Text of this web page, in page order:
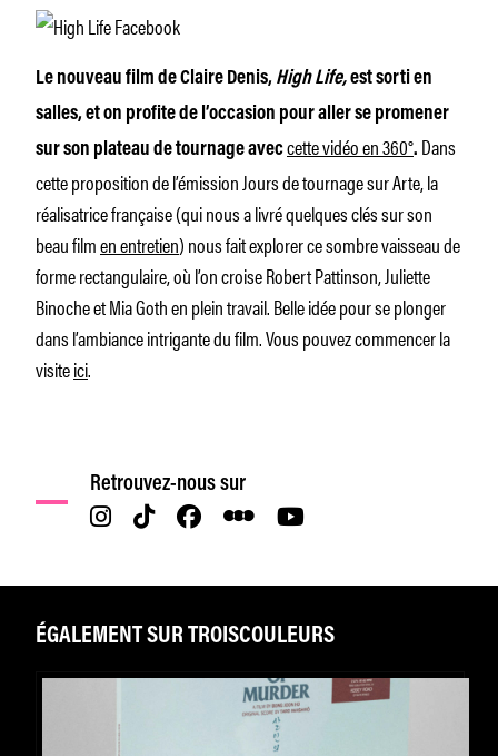
Le nouveau film de Claire Denis, High Life,est sorti en
salles, et on profite de l’occasion pour aller se promener
sur son plateau de tournage aveccette vidéo en 360°. Dans
cette proposition de l’émission Jours de tournage sur Arte, la
réalisatrice française (qui nous a livré quelques clés sur son
beau filmen entretien) nous fait explorer ce sombre vaisseau de
forme rectangulaire, où l’on croise Robert Pattinson, Juliette
Binoche et Mia Goth en plein travail. Belle idée pour se plonger
dans l’ambiance intrigante du film. Vous pouvez commencer la
visiteici.
Retrouvez-nous sur
ÉGALEMENT SUR TROISCOULEURS